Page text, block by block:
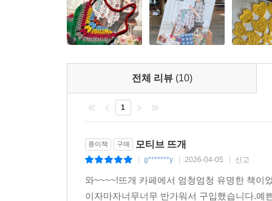
전체 리뷰 (10)
1
종이책 구매 모티브 뜨개
g*******y 2026-04-05 신고
와~~~~!뜨개 카페에서 엄청엄청 유명한 책이
이자마자너무너무 반가워서 구입했습니다.예